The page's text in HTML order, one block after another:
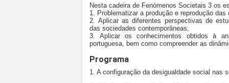
Nesta cadeira de Fenómenos Societais 3 os
1. Problematizar a produção e reprodução
2. Aplicar as diferentes perspectivas de
das sociedades contemporâneas;
3. Aplicar os conhecimentos obtidos à
portuguesa, bem como compreender as
Programa
1. A configuração da desigualdade social nas